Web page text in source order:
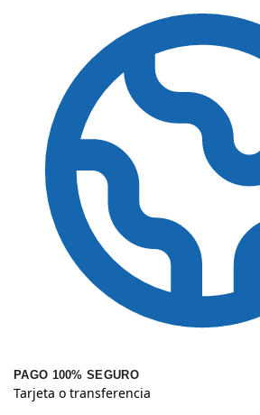
PAGO 100% SEGURO
Tarjeta o transferencia